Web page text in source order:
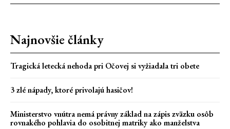
Najnovšie články
Tragická letecká nehoda pri Očovej si vyžiadala tri obete
3 zlé nápady, ktoré privolajú hasičov!
Ministerstvo vnútra nemá právny základ na zápis zväzku osôb
rovnakého pohlavia do osobitnej matriky ako manželstva